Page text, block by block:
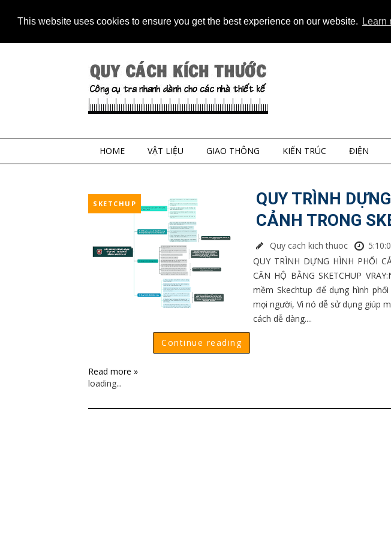
This website uses cookies to ensure you get the best experience on our website. Learn
HOME VẬT LIỆU GIAO THÔNG KIẾN TRÚC ĐIỆN
QUY TRÌNH
CẢNH TRONG
Quy cach kich thuoc
QUY TRÌNH DỰNG HÌNH PHỐI
CĂN HỘ BẰNG SKETCHUP
mềm Skechtup để dựng hình
mọi người, Vì nó dễ sử dụng giúp
cách dễ dàng....
Continue reading
SKETCHUP
Read more »
loading...